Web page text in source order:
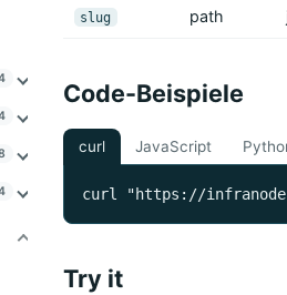
slug path
Code-Beispiele
curl JavaScript
curl "https://
Try it